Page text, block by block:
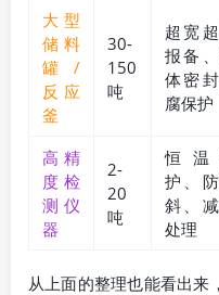
大型
储料
罐/
反应
釜
30-
150
吨
超宽
报备
体密
腐保护
高精
度检
测仪
器
2-
20
吨
恒温
护、
斜、
处理
从上面的整理也能看出来